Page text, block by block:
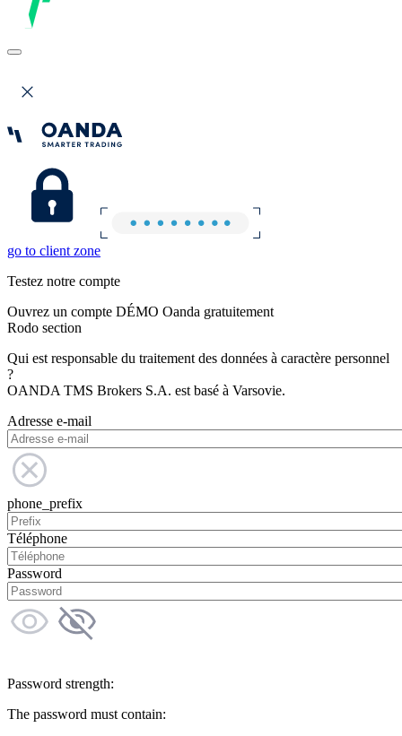
go to client zone
Testez notre compte
Ouvrez un compte DÉMO Oanda gratuitement
Rodo section
Qui est responsable du traitement des données à caractère personnel
?
OANDA TMS Brokers S.A. est basé à Varsovie.
Adresse e-mail
phone_prefix
Téléphone
Password
Password strength:
The password must contain: